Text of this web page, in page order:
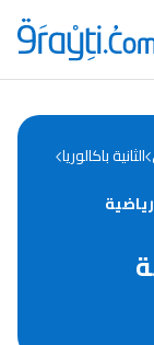
Catégories
d'actualités
الثانية باكالوريا